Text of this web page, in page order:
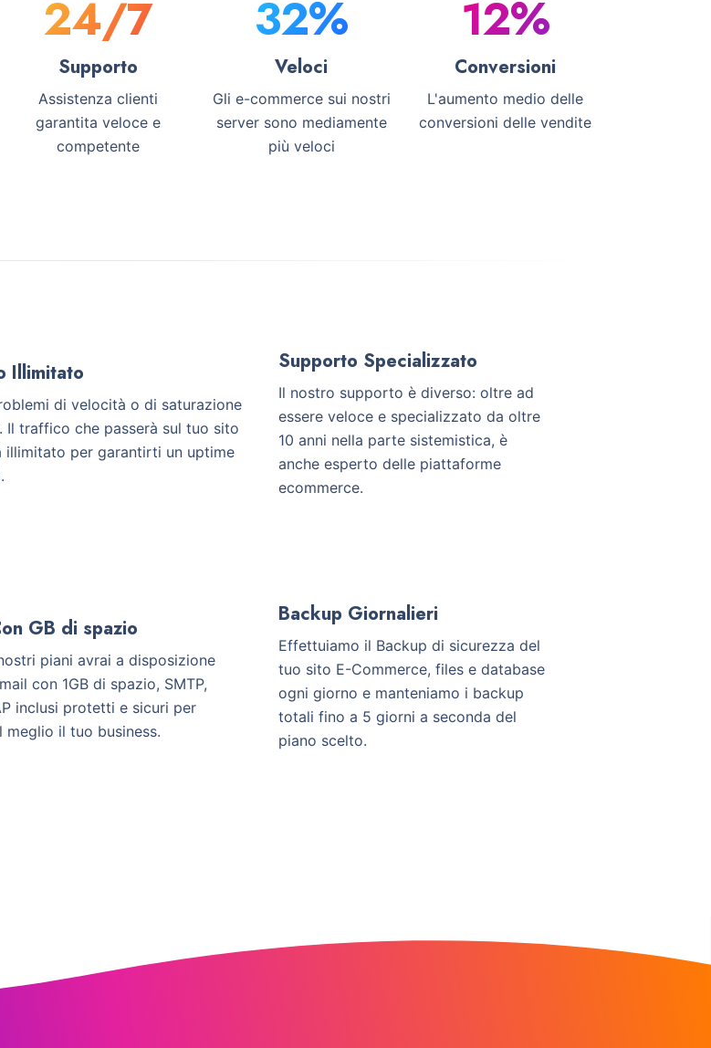
24/7
Supporto
Assistenza clienti
garantita veloce e
competente
32%
Veloci
Gli e-commerce sui nostri
server sono mediamente
più veloci
12%
Conversioni
L'aumento medio delle
conversioni delle vendite
Illimitato
di velocità o di saturazione
Il traffico che passerà sul tuo sito
illimitato per garantirti un uptime
Supporto Specializzato
Il nostro supporto è diverso: oltre ad
essere veloce e specializzato da oltre
10 anni nella parte sistemistica, è
anche esperto delle piattaforme
ecommerce.
GB di spazio
piani avrai a disposizione
con 1GB di spazio, SMTP,
inclusi protetti e sicuri per
meglio il tuo business.
Backup Giornalieri
Effettuiamo il Backup di sicurezza del
tuo sito E-Commerce, files e database
ogni giorno e manteniamo i backup
totali fino a 5 giorni a seconda del
piano scelto.